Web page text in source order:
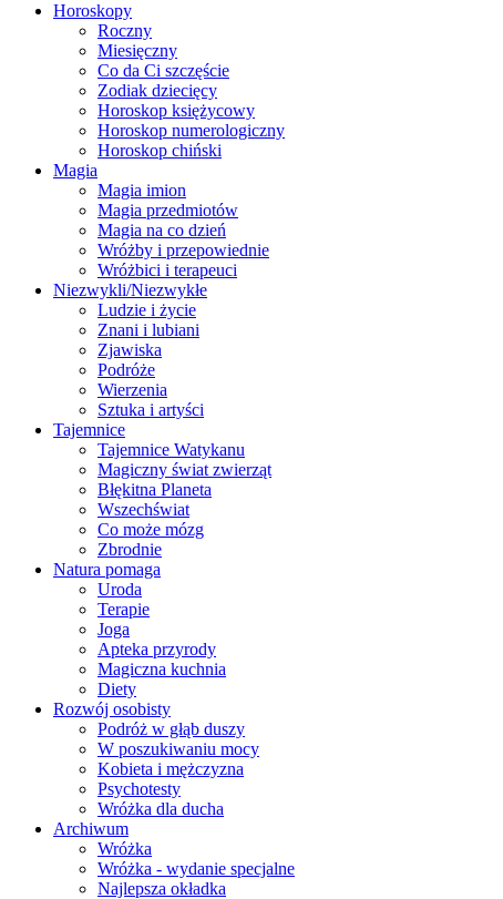
Horoskopy
Roczny
Miesięczny
Co da Ci szczęście
Zodiak dziecięcy
Horoskop księżycowy
Horoskop numerologiczny
Horoskop chiński
Magia
Magia imion
Magia przedmiotów
Magia na co dzień
Wróżby i przepowiednie
Wróżbici i terapeuci
Niezwykli/Niezwykłe
Ludzie i życie
Znani i lubiani
Zjawiska
Podróże
Wierzenia
Sztuka i artyści
Tajemnice
Tajemnice Watykanu
Magiczny świat zwierząt
Błękitna Planeta
Wszechświat
Co może mózg
Zbrodnie
Natura pomaga
Uroda
Terapie
Joga
Apteka przyrody
Magiczna kuchnia
Diety
Rozwój osobisty
Podróż w głąb duszy
W poszukiwaniu mocy
Kobieta i mężczyzna
Psychotesty
Wróżka dla ducha
Archiwum
Wróżka
Wróżka - wydanie specjalne
Najlepsza okładka